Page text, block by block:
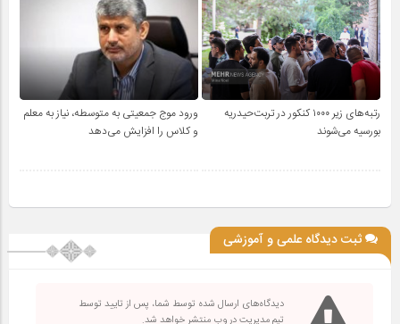
رتبه‌های زیر ۱۰۰۰ کنکور در تربت‌حیدریه
بورسیه می‌شوند
ورود موج جمعیتی به متوسطه، نیاز به معلم
و کلاس را افزایش می‌دهد
ثبت دیدگاه علمی و آموزشی
دیدگاه‌های ارسال شده توسط شما، پس از تایید توسط
تیم مدیریت در وب منتشر خواهد شد.